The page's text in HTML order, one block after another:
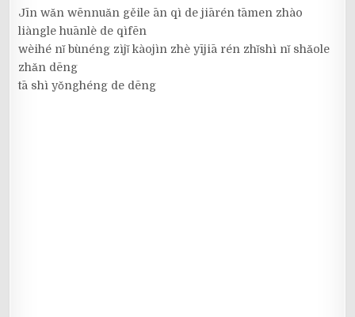
Jīn wǎn wēnnuǎn gěile ān qì de jiārén tāmen zhào
liàngle huānlè de qìfēn
wèihé nǐ bùnéng zìjǐ kàojìn zhè yījiā rén zhǐshì nǐ shǎole
zhǎn dēng
tā shì yǒnghéng de dēng